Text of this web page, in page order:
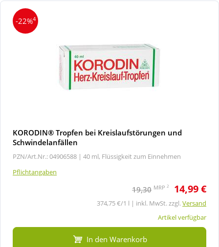
-22%4
KORODIN® Tropfen bei Kreislaufstörungen und
Schwindelanfällen
PZN/Art.Nr.: 04906588 | 40 ml, Flüssigkeit zum Einnehmen
Pflichtangaben
19,30 MRP 2 14,99 €
374,75 €/1 l | inkl. MwSt. zzgl.Versand
Artikel verfügbar
In den Warenkorb